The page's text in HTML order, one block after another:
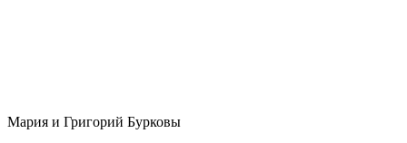
Мария и Григорий Бурковы